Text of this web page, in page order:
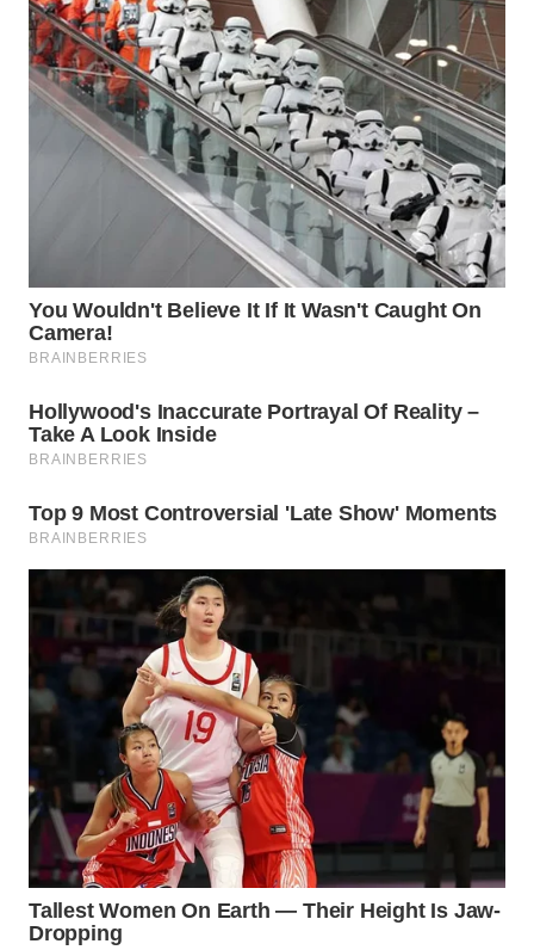
WN
SEMARANG
WN
SOLO
MADURA
WN
WN
WN
BINTAN
WN
MANDALIKA
LIKUPANG
WN
LABUANBAJO
WN
BORNEO